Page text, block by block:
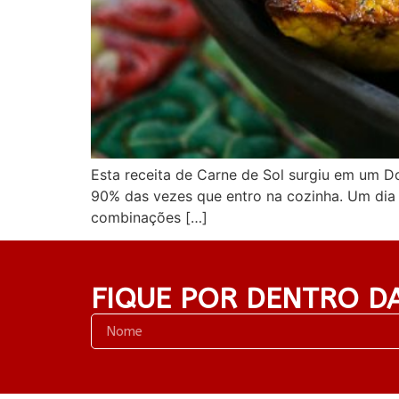
Esta receita de Carne de Sol surgiu em um
90% das vezes que entro na cozinha. Um
combinações […]
FIQUE POR DENTRO